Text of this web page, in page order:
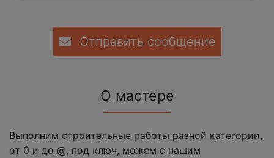
Отправить сообщение
О мастере
Выполним строительные работы разной категории,
от 0 и до @, под ключ, можем с нашим